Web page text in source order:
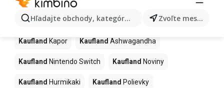
Hľadajte obchody, kategórie, produkty... Zvoľte mesto
Ďalšie produkty v obchodoch
Kaufland
Kaufland Kapor Kaufland Ashwagandha
Kaufland Nintendo Switch Kaufland Noviny
Kaufland Hurmikaki Kaufland Polievky